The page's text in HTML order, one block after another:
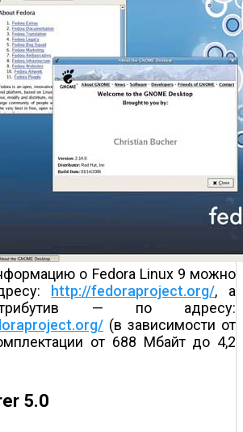
о Fedora Linux 9 можно
http://fedoraproject.org/, а
— по адресу:
(в зависимости от
от 688 Мбайт до 4,2
5.0